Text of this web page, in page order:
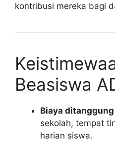
kontribusi mereka bagi
Beasiswa
Biaya
sekolah, tempat
harian siswa.